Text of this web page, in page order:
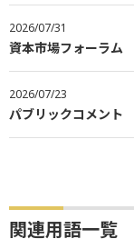
2026/07/31
資本市場フォーラム
2026/07/23
パブリックコメント
関連用語一覧